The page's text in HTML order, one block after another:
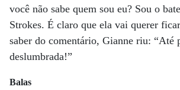
você não sabe quem sou eu? Sou o
Strokes. É claro que ela vai querer
saber do comentário, Gianne riu: “Até
deslumbrada!”
Balas